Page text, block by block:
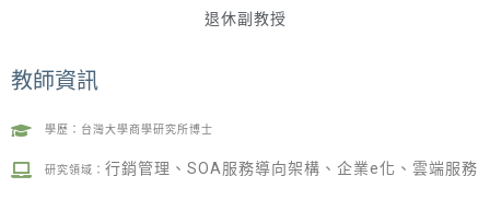
退休副教授
教師資訊
學歷：台灣大學商學研究所博士
研究領域： 行銷管理、SOA服務導向架構、企業e化、雲端服務